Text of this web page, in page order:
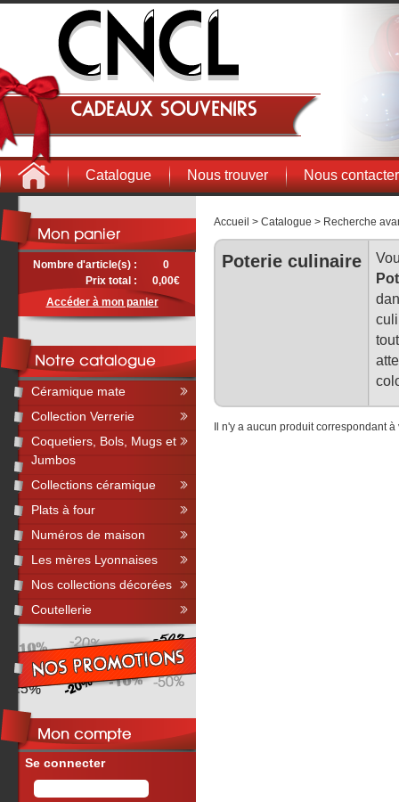
Cadeaux souvenirs
Catalogue Nous trouver Nous contacter
Accueil > Catalogue > Recherche
Poterie culinaire
Il n'y a aucun produit correspondant
Nombre d'article(s) :
0
Prix total :
0,00€
Accéder à mon panier
Céramique mate
Collection Verrerie
Coquetiers, Bols, Mugs et
Jumbos
Collections céramique
Plats à four
Numéros de maison
Les mères Lyonnaises
Nos collections décorées
Coutellerie
Se connecter